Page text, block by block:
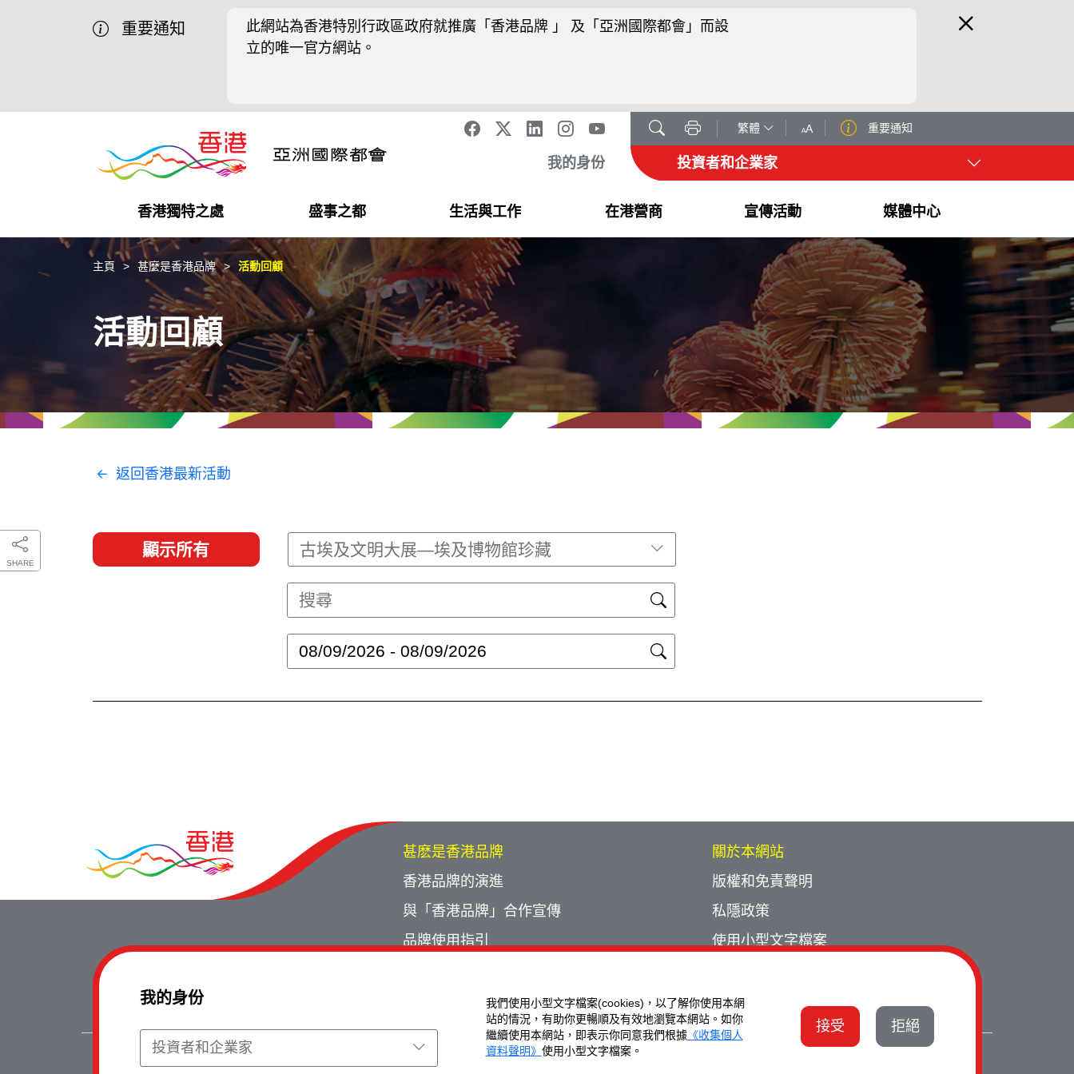
我的身份
投資者和企業家
我們使用小型文字檔案(cookies)，以了解你使用本網
站的情況，有助你更暢順及有效地瀏覽本網站。如你
繼續使用本網站，即表示你同意我們根據《收集個人
資料聲明》 使用小型文字檔案。
接受 拒絕
重要通知
此網站為香港特別行政區政府就推廣「香港品牌 」 及「亞洲國際都會」而設
立的唯一官方網站。
繁體 AA 重要通知
我的身份 投資者和企業家
香港獨特之處
營商機會
獨特優勢
盛事之都
盛事之都
最新活動精選
生活與工作
在港工作
都會生活
在港營商
在港創業
初創企業
商業網絡
經貿協定
宣傳活動
推廣香港@中國內地
推廣香港@中東
推廣香港@粵港澳大灣區
推廣香港@東盟
媒體中心
最新資訊
媒體資訊
社交媒體
資源
SHARE
主頁 甚麼是香港品牌 活動回顧
活動回顧
返回香港最新活動
顯示所有 古埃及文明大展—埃及博物館珍藏
甚麽是香港品牌
香港品牌的演進
與「香港品牌」合作宣傳
品牌使用指引
關於本網站
版權和免責聲明
私隱政策
使用小型文字檔案
聯絡我們
Copyright © Brand Hong Kong. All Rights Reserved.